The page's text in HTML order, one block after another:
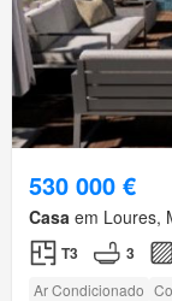
530 000 €
Casa em Loures,
T3 3
Ar Condicionado